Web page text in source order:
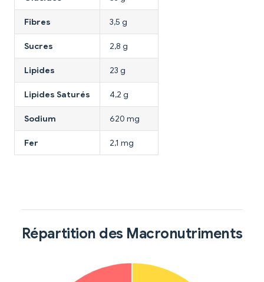
Fibres 3,5 g
Sucres 2,8 g
Lipides 23 g
Lipides Saturés 4,2 g
Sodium 620 mg
Fer 2,1 mg
Répartition des Macronutriments